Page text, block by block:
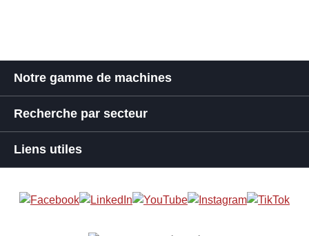
Notre gamme de machines
Recherche par secteur
Liens utiles